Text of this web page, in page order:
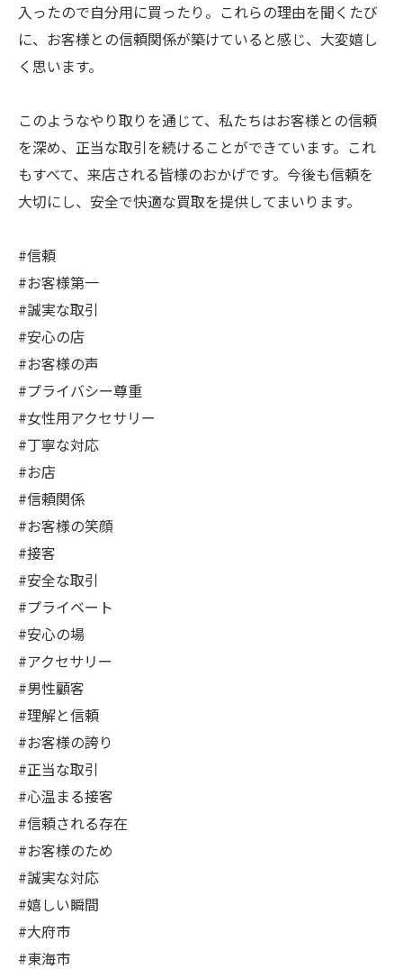
入ったので自分用に買ったり。これらの理由を聞くたび
に、お客様との信頼関係が築けていると感じ、大変嬉し
く思います。
このようなやり取りを通じて、私たちはお客様との信頼
を深め、正当な取引を続けることができています。これ
もすべて、来店される皆様のおかげです。今後も信頼を
大切にし、安全で快適な買取を提供してまいります。
#信頼
#お客様第一
#誠実な取引
#安心の店
#お客様の声
#プライバシー尊重
#女性用アクセサリー
#丁寧な対応
#お店
#信頼関係
#お客様の笑顔
#接客
#安全な取引
#プライベート
#安心の場
#アクセサリー
#男性顧客
#理解と信頼
#お客様の誇り
#正当な取引
#心温まる接客
#信頼される存在
#お客様のため
#誠実な対応
#嬉しい瞬間
#大府市
#東海市